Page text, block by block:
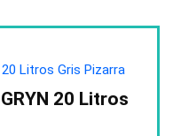
20 Litros